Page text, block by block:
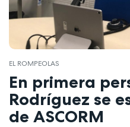
EL ROMPEOLAS
En primera
Rodríguez se
de ASCORM